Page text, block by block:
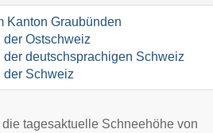
Kanton Graubünden
Ostschweiz
deutschsprachigen Schweiz
der Schweiz
tagesaktuelle Schneehöhe von